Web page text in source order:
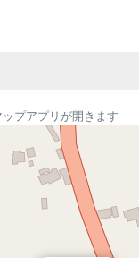
プアプリが開きます